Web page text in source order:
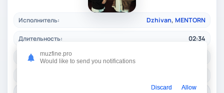
Исполнитель: Dzhivan, MENTORN
Длительность: 02:34
Качество:muzfine.pro
Would like to send you notifications
Discard Allow